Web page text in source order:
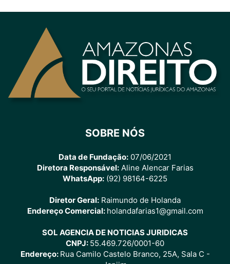
SOBRE NÓS
Data de Fundação: 07/06/2021
Diretora Responsável:Aline Alencar Farias
WhatsApp: (92) 98164-6225
Diretor Geral: Raimundo de Holanda
Endereço Comercial: holandafarias1@gmail.com
SOL AGENCIA DE NOTICIAS JURIDICAS
CNPJ: 55.469.726/0001-60
Endereço: Rua Camilo Castelo Branco, 25A, Sala C -